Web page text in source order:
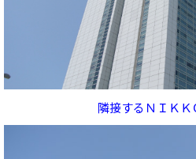
隣接するＮＩＫ